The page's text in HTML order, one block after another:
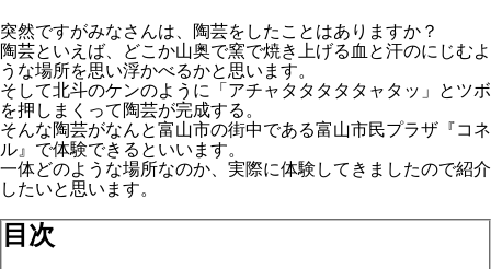
突然ですがみなさんは、陶芸をしたことはありますか？
陶芸といえば、どこか山奥で窯で焼き上げる血と汗のにじむよ
うな場所を思い浮かべるかと思います。
そして北斗のケンのように「アチャタタタタタャタッ」とツボ
を押しまくって陶芸が完成する。
そんな陶芸がなんと富山市の街中である富山市民プラザ『コネ
ル』で体験できるといいます。
一体どのような場所なのか、実際に体験してきましたので紹介
したいと思います。
目次